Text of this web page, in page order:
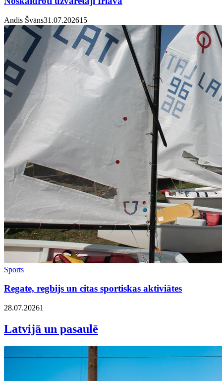
Andis Švāns31.07.20261 5
Sports
Regate, regbijs un citas sportiskas aktiviātes
28.07.20261
Latvijā un pasaulē